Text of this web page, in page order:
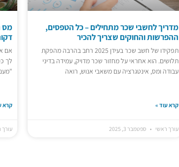
מדריך לחשבי שכר מתחילים – כל הטפסים,
ההפרשות והחוקים שצריך להכיר
תפקידו של חשב שכר בעידן 2025 רחב בהרבה מהפקת
תלושים. הוא אחראי על מחזור שכר מדויק, עמידה בדיני
עבודה ומס, אינטגרציה עם משאבי אנוש, רואה
קרא עוד »
עורך ראשי ספטמבר 3, 2025
אם
לך
קרא
עורך